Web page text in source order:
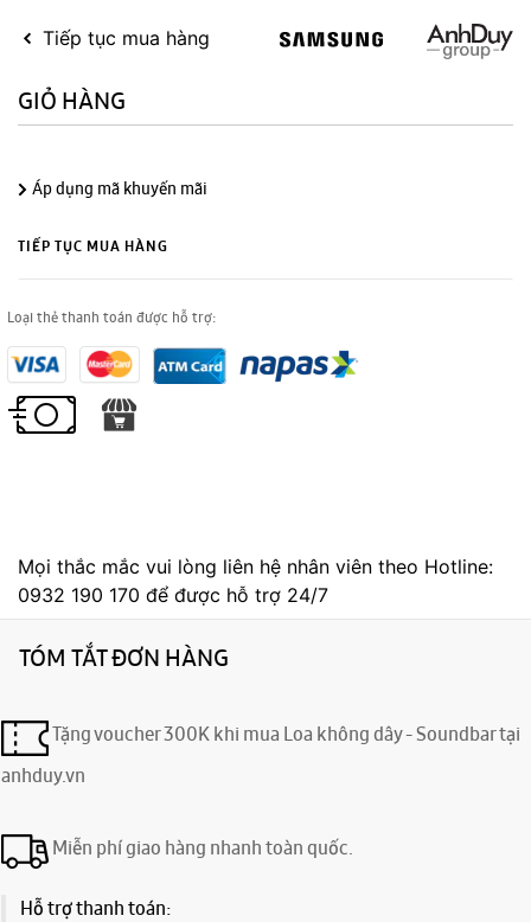
Tiếp tục mua hàng
GIỎ HÀNG
Áp dụng mã khuyến mãi
TIẾP TỤC MUA HÀNG
Loại thẻ thanh toán được hỗ trợ:
Mọi thắc mắc vui lòng liên hệ nhân viên theo Hotline:
0932 190 170 để được hỗ trợ 24/7
TÓM TẮT ĐƠN HÀNG
Tặng voucher 300K khi mua Loa không dây - Soundbar tại
anhduy.vn
Miễn phí giao hàng nhanh toàn quốc.
Hỗ trợ thanh toán: